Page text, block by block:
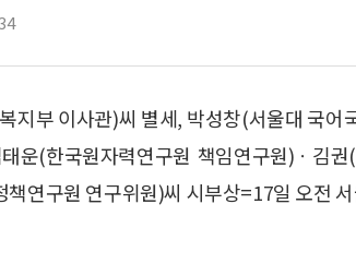
부 이사관)씨 별세, 박성창(서울대 국어
운(한국원자력연구원 책임연구원)ㆍ김
연구원 연구위원)씨 시부상=17일 오전